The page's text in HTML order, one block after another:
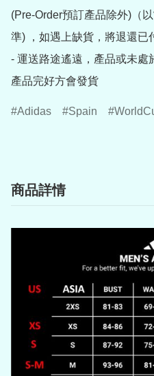
(Pre-Order預訂產品除外)（
準) ，如遇上缺貨，將退還已
- 運送路途遙遠，產品或未處
產品完好方會發貨
Adidas Spain
商品詳情